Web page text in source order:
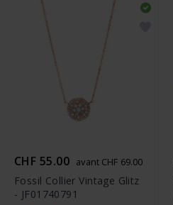
CHF 55.00 avant CHF 69.00
Fossil Collier Vintage Glitz
- JF01740791